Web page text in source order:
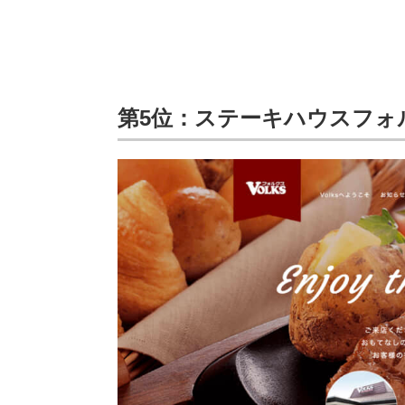
第5位：ステーキハウスフォ